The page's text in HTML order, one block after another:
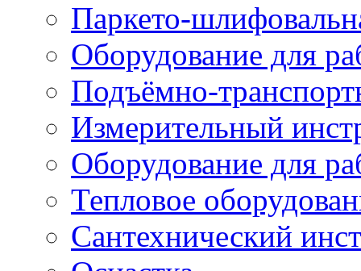
Паркето-
Оборудование для
Подъёмно-
Измерительный
Оборудование для
Тепловое
Сантехнический